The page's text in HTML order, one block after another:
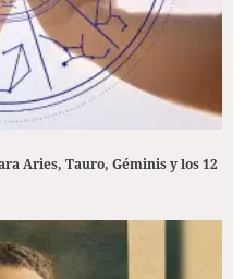
Aries, Tauro, Géminis y los 12